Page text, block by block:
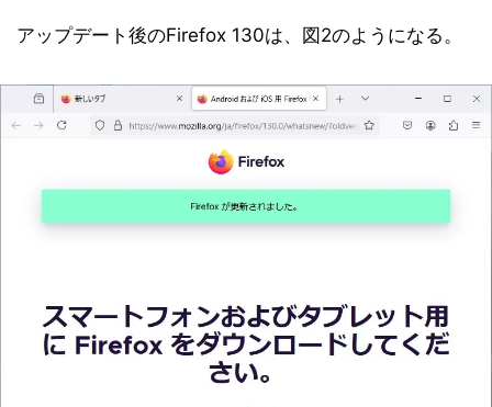
アップデート後のFirefox 130は、図2のようになる。